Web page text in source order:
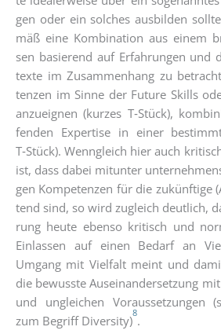
gen oder ein sol­ches aus­bil­den
mäß eine Kom­bi­na­ti­on aus einem
sen basie­rend auf Erfah­run­gen und
tex­te im Zusam­men­hang zu
ten­zen im Sin­ne der Future Skills
anzu­eig­nen (kur­zes T‑Stück),
fen­den Exper­ti­se in einer
T‑Stück). Wenn­gleich hier auch
ist, dass dabei mit­un­ter
gen Kom­pe­ten­zen für die zukünf­ti­ge
tend sind, so wird zugleich deut­lich,
rung heu­te eben­so kri­tisch und
Ein­las­sen auf einen Bedarf an
Umgang mit Viel­falt meint und
die bewuss­te Aus­ein­an­der­set­zung
und unglei­chen Vor­aus­set­zun­gen
zum Begriff Diver­si­ty)8.